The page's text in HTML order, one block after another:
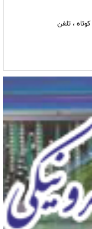
، تلفن